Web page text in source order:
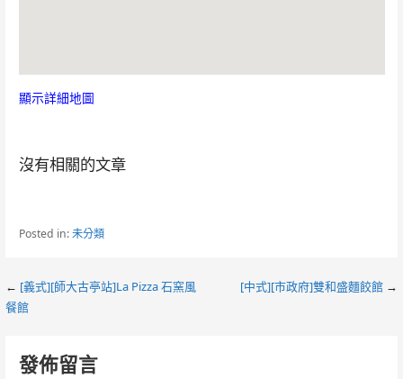
顯示詳細地圖
沒有相關的文章
Posted in:未分類
Post
← [義式][師大古亭站]La Pizza 石窯風
餐館
[中式][市政府]雙和盛麵餃館→
發佈留言